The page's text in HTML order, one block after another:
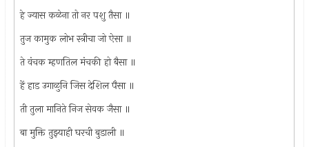
हे ज्यास कळेना तो नर पशु तैसा ॥
तुज कामुक लोभ स्त्रीचा जो ऐसा ॥
ते वंचक म्हणतिल मंचकी हो बैसा ॥
हें हाड उगाळुनि जिस देशिल पैसा ॥
ती तुला मानिते निज सेवक जैसा ॥
बा मुक्ति तुझ्याही घरची बुडाली ॥